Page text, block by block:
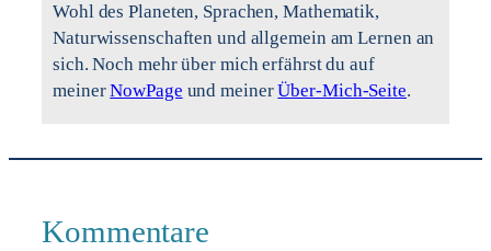
Wohl des Planeten, Sprachen, Mathematik,
Naturwissenschaften und allgemein am Lernen an
sich. Noch mehr über mich erfährst du auf
meinerNowPage und meinerÜber-Mich-Seite.
Kommentare